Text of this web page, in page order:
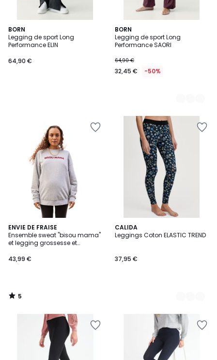
BORN
Legging de sport Long
Performance ELIN
64,90 €
BORN
Legging de sport Long
Performance SAORI
64,90 €
32,45 € -50%
2
Couleurs
ENVIE DE FRAISE
Ensemble sweat "bisou mama"
et legging grossesse et
43,99 €
5
/
5
5
/
CALIDA
Leggings Coton ELASTIC TREND
37,95 €
3
Couleurs